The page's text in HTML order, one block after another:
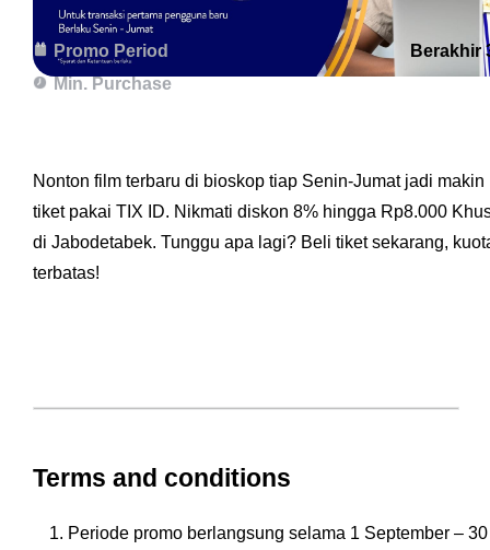
Promo Period
Berakhir
Min. Purchase
Nonton film terbaru di bioskop tiap Senin-Jumat jadi
tiket pakai TIX ID. Nikmati diskon 8% hingga Rp8.000
di Jabodetabek. Tunggu apa lagi? Beli tiket sekarang,
terbatas!
Terms and conditions
Periode promo berlangsung selama 1 September –